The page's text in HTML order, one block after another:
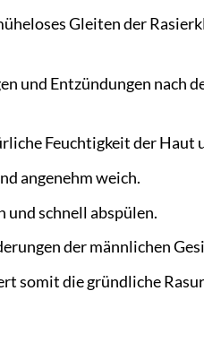
Gleiten der
und Entzündungen nach
Feuchtigkeit der Haut
angenehm weich.
und schnell abspülen.
der männlichen
somit die gründliche